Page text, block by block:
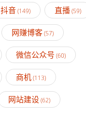
抖音(149) 直播(59)
网赚博客(57)
微信公众号 (60)
商机(113)
网站建设(62)